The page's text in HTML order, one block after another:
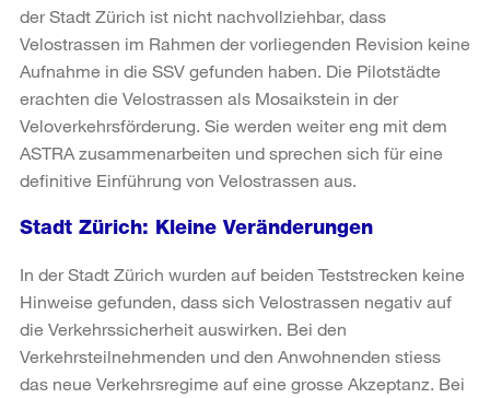
der Stadt Zürich ist nicht nachvollziehbar, dass
Velostrassen im Rahmen der vorliegenden Revision keine
Aufnahme in die SSV gefunden haben. Die Pilotstädte
erachten die Velostrassen als Mosaikstein in der
Veloverkehrsförderung. Sie werden weiter eng mit dem
ASTRA zusammenarbeiten und sprechen sich für eine
definitive Einführung von Velostrassen aus.
Stadt Zürich: Kleine Veränderungen
In der Stadt Zürich wurden auf beiden Teststrecken keine
Hinweise gefunden, dass sich Velostrassen negativ auf
die Verkehrssicherheit auswirken. Bei den
Verkehrsteilnehmenden und den Anwohnenden stiess
das neue Verkehrsregime auf eine grosse Akzeptanz. Bei